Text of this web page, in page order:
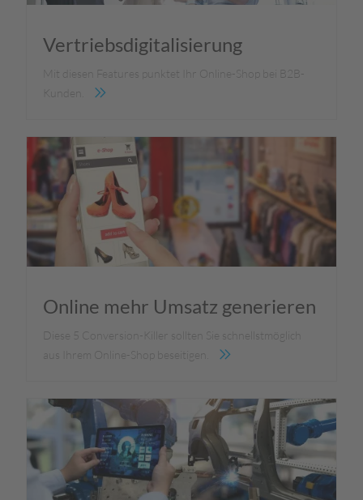
Vertriebsdigitalisierung
Mit diesen Features punktet Ihr Online-Shop bei B2B-
Kunden.
Online mehr Umsatz generieren
Diese 5 Conversion-Killer sollten Sie schnellstmöglich
aus Ihrem Online-Shop beseitigen.